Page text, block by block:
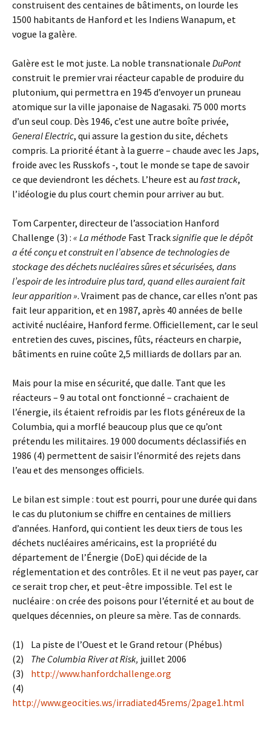
construisent des centaines de bâtiments, on lourde les
1500 habitants de Hanford et les Indiens Wanapum, et
vogue la galère.
Galère est le mot juste. La noble transnationale DuPont
construit le premier vrai réacteur capable de produire du
plutonium, qui permettra en 1945 d’envoyer un pruneau
atomique sur la ville japonaise de Nagasaki. 75 000 morts
d’un seul coup. Dès 1946, c’est une autre boîte privée,
General Electric, qui assure la gestion du site, déchets
compris. La priorité étant à la guerre – chaude avec les Japs,
froide avec les Russkofs -, tout le monde se tape de savoir
ce que deviendront les déchets. L’heure est au fast track,
l’idéologie du plus court chemin pour arriver au but.
Tom Carpenter, directeur de l’association Hanford
Challenge (3) : « La méthode Fast Tracksignifie que le dépôt
a été conçu et construit en l’absence de technologies de
stockage des déchets nucléaires sûres et sécurisées, dans
l’espoir de les introduire plus tard, quand elles auraient fait
leur apparition ». Vraiment pas de chance, car elles n’ont pas
fait leur apparition, et en 1987, après 40 années de belle
activité nucléaire, Hanford ferme. Officiellement, car le seul
entretien des cuves, piscines, fûts, réacteurs en charpie,
bâtiments en ruine coûte 2,5 milliards de dollars par an.
Mais pour la mise en sécurité, que dalle. Tant que les
réacteurs – 9 au total ont fonctionné – crachaient de
l’énergie, ils étaient refroidis par les flots généreux de la
Columbia, qui a morflé beaucoup plus que ce qu’ont
prétendu les militaires. 19 000 documents déclassifiés en
1986 (4) permettent de saisir l’énormité des rejets dans
l’eau et des mensonges officiels.
Le bilan est simple : tout est pourri, pour une durée qui dans
le cas du plutonium se chiffre en centaines de milliers
d’années. Hanford, qui contient les deux tiers de tous les
déchets nucléaires américains, est la propriété du
département de l’Énergie (DoE) qui décide de la
réglementation et des contrôles. Et il ne veut pas payer, car
ce serait trop cher, et peut-être impossible. Tel est le
nucléaire : on crée des poisons pour l’éternité et au bout de
quelques décennies, on pleure sa mère. Tas de connards.
(1) La piste de l’Ouest et le Grand retour (Phébus)
(2) The Columbia River at Risk, juillet 2006
(3) http://www.hanfordchallenge.org
(4)
http://www.geocities.ws/irradiated45rems/2page1.html